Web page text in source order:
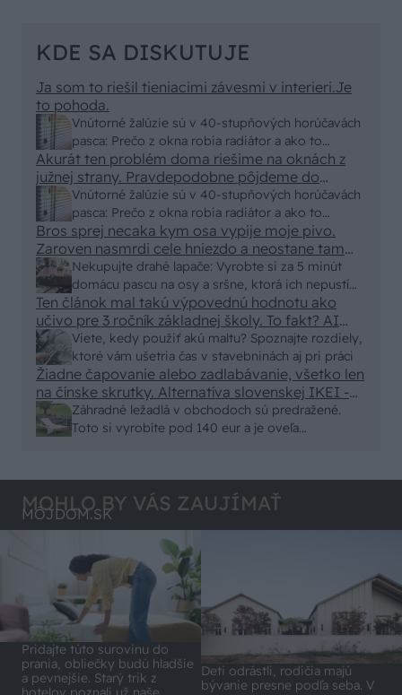
KDE SA DISKUTUJE
Vnútorné žalúzie sú v 40-stupňových horúčavách
pasca: Prečo z okna robia radiátor a ako to
vyriešiť za pár eur?
Ja som to riešil tieniacimi závesmi v interieri.Je
to pohoda.
Vnútorné žalúzie sú v 40-stupňových horúčavách
pasca: Prečo z okna robia radiátor a ako to
vyriešiť za pár eur?
Akurát ten problém doma riešime na oknách z
južnej strany. Pravdepodobne pôjdeme do
vonkajšieho tienenia na spôsob markízy
250x150cm. Čínsky predajcovia idú okolo 100
eur kus.
Nekupujte drahé lapače: Vyrobte si za 5 minút
domácu pascu na osy a sršne, ktorá ich nepustí
von
Bros sprej necaka kym osa vypije moje pivo.
Zaroven nasmrdi cele hniezdo a neostane tam
nic zive. Vasa pasca naucinke moc efektivne.
Skor pritiahne slimaky
Viete, kedy použiť akú maltu? Spoznajte rozdiely,
ktoré vám ušetria čas v stavebninách aj pri práci
Ten článok mal takú výpovednú hodnotu ako
učivo pre 3 ročník základnej školy. To fakt? AI
alebo nejaka kniha z VŠ? Dnešné rychlotvrdnuce
malty - pevnosť 40 Mpa a doba schnutia tak 15
minut , k tomu vodotesné s kryštálikou. A rozdiel
- schnutie a zretie. Nič?
Záhradné ležadlá v obchodoch sú predražené.
Toto si vyrobíte pod 140 eur a je oveľa
Žiadne čapovanie alebo zadlabávanie, všetko len
na čínske skrutky. Alternatíva slovenskej IKEI -
čo sa týka pevnosti. Autor si nedal veľa námahy s
remeselným spracovaním, škoda. No lepšie než
MOHLO BY VÁS ZAUJÍMAŤ
MÔJDOM.SK
Pridajte túto surovinu do
prania, obliečky budú hladšie
a pevnejšie. Starý trik z
Deti odrástli, rodičia majú
bývanie presne podľa seba. V